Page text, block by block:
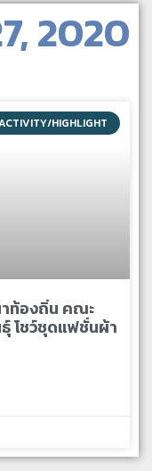
2020
HIGHLIGHT
ท้องถิ่น คณะ
โชว์ชุดแฟชั่นผ้า